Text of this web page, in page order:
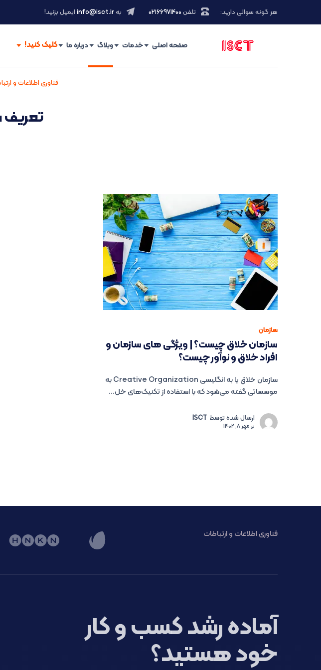
هر گونه سوالی دارید: تلفن ۰۲۱66971400 بهinfo@isct.ir ایمیل بزنید!
صفحه اصلی خدمات وبلاگ درباره ما
فناوری اطلاعات و
تعریف
سازمان
سازمان خلاق چیست؟ | ویژگی های سازمان و
افراد خلاق و نوآور چیست؟
سازمان خلاق یا به انگلیسی Creative Organization به
موسساتی گفته می‌شود که با استفاده از تکنیک‌های خل...
ارسال شده توسط ISCT
برمهر 8, 1402
فناوری اطلاعات و ارتباطات
آماده رشد کسب و کار
خود هستید؟